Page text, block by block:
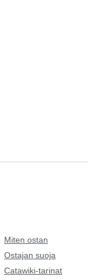
Miten ostan
Ostajan suoja
Catawiki-tarinat